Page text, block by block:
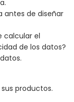
antes de diseñar
calcular el
de los datos?
productos.